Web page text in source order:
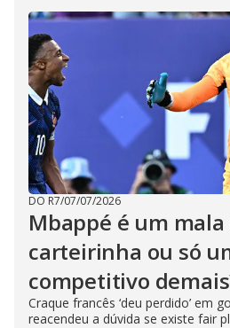
DO R7/07/07/2026
Mbappé é um mala
carteirinha ou só
competitivo
Craque francês ‘deu perdido’ em
reacendeu a dúvida se existe fair